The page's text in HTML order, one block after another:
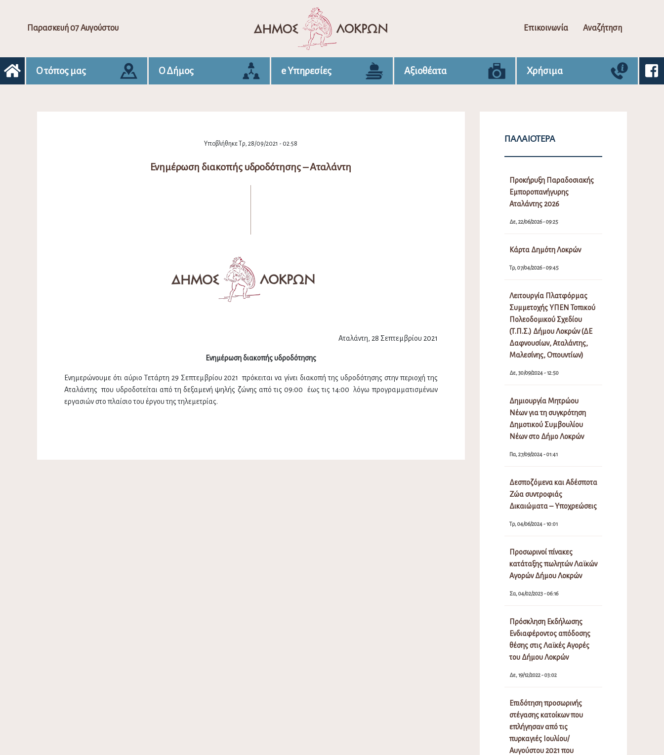
Παρασκευή 07 Αυγούστου Επικοινωνία Αναζήτηση
Ο τόπος μας Ο Δήμος e Υπηρεσίες Αξιοθέατα Χρήσιμα
Υποβλήθηκε Τρ, 28/09/2021 - 02:58
Ενημέρωση διακοπής υδροδότησης – Αταλάντη
Αταλάντη, 28 Σεπτεμβρίου 2021
Ενημέρωση διακοπής υδροδότησης
Ενημερώνουμε ότι αύριο Τετάρτη 29 Σεπτεμβρίου 2021 πρόκειται να γίνει διακοπή της υδροδότησης στην περιοχή της
Αταλάντης που υδροδοτείται από τη δεξαμενή ψηλής ζώνης από τις 09:00 έως τις 14:00 λόγω προγραμματισμένων
εργασιών στο πλαίσιο του έργου της τηλεμετρίας.
ΠΑΛΑΙΌΤΕΡΑ
Προκήρυξη Παραδοσιακής
Εμποροπανήγυρης
Αταλάντης 2026
Δε, 22/06/2026 - 09:25
Κάρτα Δημότη Λοκρών
Τρ, 07/04/2026 - 09:45
Λειτουργία Πλατφόρμας
Συμμετοχής ΥΠΕΝ Τοπικού
Πολεοδομικού Σχεδίου
(Τ.Π.Σ.) Δήμου Λοκρών (ΔΕ
Δαφνουσίων, Αταλάντης,
Μαλεσίνης, Οπουντίων)
Δε, 30/09/2024 - 12:50
Δημιουργία Μητρώου
Νέων για τη συγκρότηση
Δημοτικού Συμβουλίου
Νέων στο Δήμο Λοκρών
Πα, 27/09/2024 - 01:41
Δεσποζόμενα και Αδέσποτα
Ζώα συντροφιάς
Δικαιώματα – Υποχρεώσεις
Τρ, 04/06/2024 - 10:01
Προσωρινοί πίνακες
κατάταξης πωλητών Λαϊκών
Αγορών Δήμου Λοκρών
Σα, 04/02/2023 - 06:16
Πρόσκληση Εκδήλωσης
Ενδιαφέροντος απόδοσης
θέσης στις Λαϊκές Αγορές
του Δήμου Λοκρών
Δε, 19/12/2022 - 03:02
Επιδότηση προσωρινής
στέγασης κατοίκων που
επλήγησαν από τις
πυρκαγιές Ιουλίου/
Αυγούστου 2021 που